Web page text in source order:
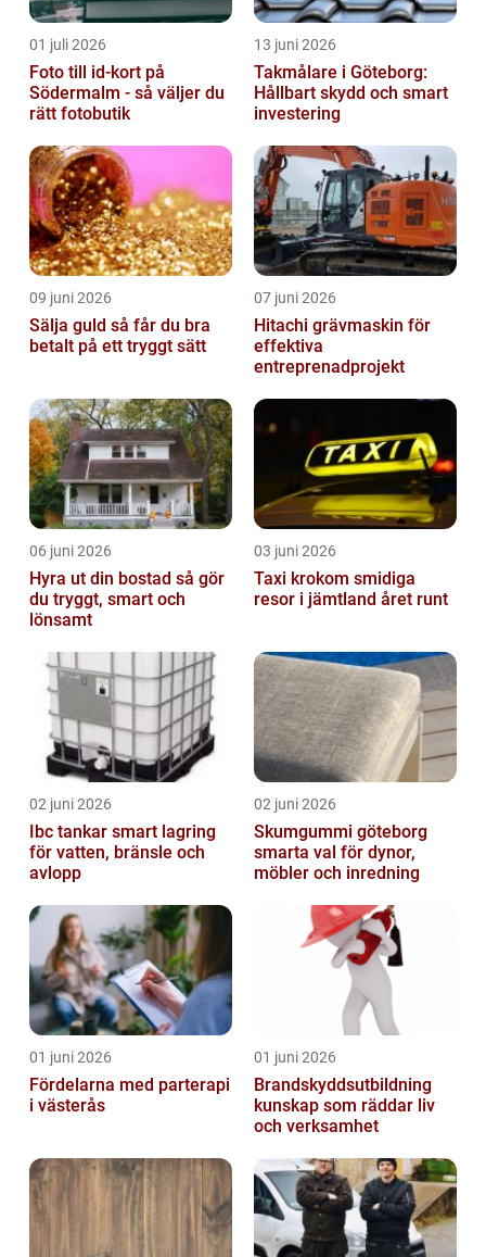
01 juli 2026
Foto till id-kort på
Södermalm - så väljer du
rätt fotobutik
13 juni 2026
Takmålare i Göteborg:
Hållbart skydd och smart
investering
09 juni 2026
Sälja guld så får du bra
betalt på ett tryggt sätt
07 juni 2026
Hitachi grävmaskin för
effektiva
entreprenadprojekt
06 juni 2026
Hyra ut din bostad så gör
du tryggt, smart och
lönsamt
03 juni 2026
Taxi krokom smidiga
resor i jämtland året runt
02 juni 2026
Ibc tankar smart lagring
för vatten, bränsle och
avlopp
02 juni 2026
Skumgummi göteborg
smarta val för dynor,
möbler och inredning
01 juni 2026
Fördelarna med parterapi
i västerås
01 juni 2026
Brandskyddsutbildning
kunskap som räddar liv
och verksamhet